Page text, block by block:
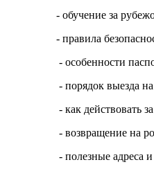
- обучение за
- правила
- особенности
- порядок выезда
- как действовать
- возвращение на
- полезные адреса